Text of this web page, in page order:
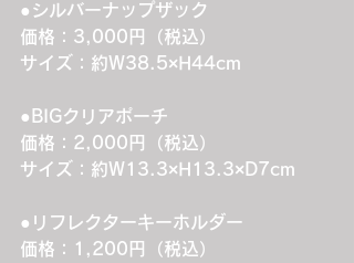
●シルバーナップザック
価格：3,000円（税込）
サイズ：約W38.5×H44cm
●BIGクリアポーチ
価格：2,000円（税込）
サイズ：約W13.3×H13.3×D7cm
●リフレクターキーホルダー
価格：1,200円（税込）